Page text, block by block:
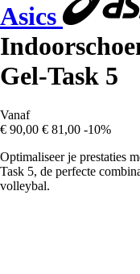
Asics
Gel-Task 5
Vanaf
€ 90,00 € 81,00 -10%
Optimaliseer je prestaties
Task 5, de perfecte
volleybal.